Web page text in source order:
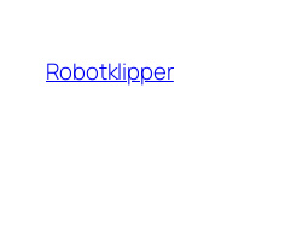
innhold
Robotklipper